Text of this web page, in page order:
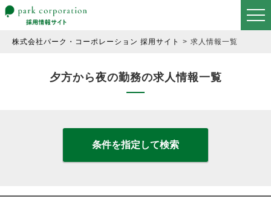
株式会社パーク・コーポレーション 採用サイト 求人情報一覧
夕方から夜の勤務の求人情報一覧
条件を指定して検索